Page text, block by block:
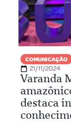
COMUNICAÇÃO
21/11/2024
Varanda
destaca